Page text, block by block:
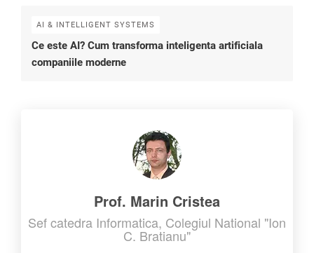
AI & INTELLIGENT SYSTEMS
Ce este AI? Cum transforma inteligenta artificiala
companiile moderne
Prof. Marin Cristea
Sef catedra Informatica, Colegiul National "Ion
C. Bratianu"